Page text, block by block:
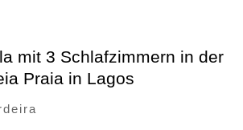
mit 3 Schlafzimmern in der
Praia in Lagos